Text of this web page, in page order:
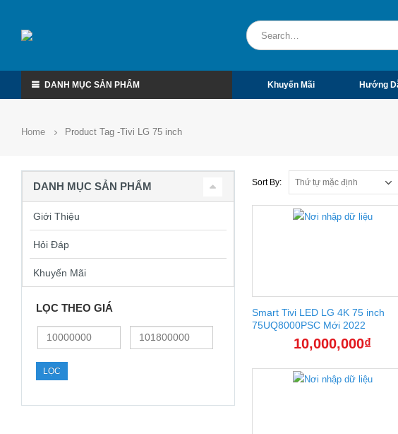
DANH MỤC SẢN PHẨM Khuyến Mãi Hướng
Home Product Tag - Tivi LG 75 inch
Sort By:
Smart Tivi LED LG 4K 75 inch
75UQ8000PSC Mới 2022
10,000,000₫
DANH MỤC SẢN PHẨM
Giới Thiệu
Hỏi Đáp
Khuyến Mãi
LỌC THEO GIÁ
thấp
nhất
cao
LỌC